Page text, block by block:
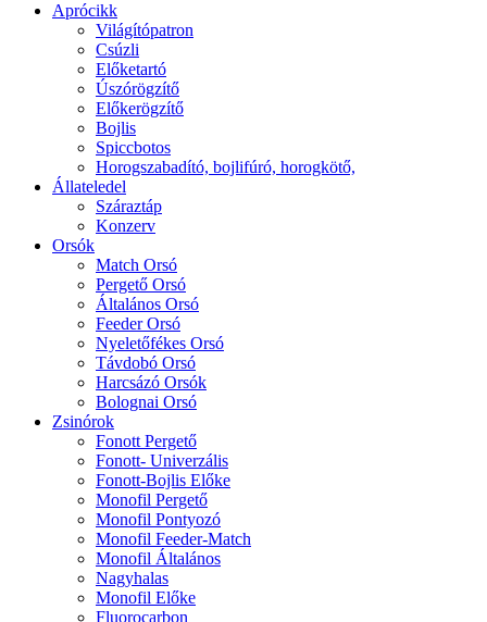
Aprócikk
Világítópatron
Csúzli
Előketartó
Úszórögzítő
Előkerögzítő
Bojlis
Spiccbotos
Horogszabadító, bojlifúró, horogkötő,
Állateledel
Száraztáp
Konzerv
Orsók
Match Orsó
Pergető Orsó
Általános Orsó
Feeder Orsó
Nyeletőfékes Orsó
Távdobó Orsó
Harcsázó Orsók
Bolognai Orsó
Zsinórok
Fonott Pergető
Fonott- Univerzális
Fonott-Bojlis Előke
Monofil Pergető
Monofil Pontyozó
Monofil Feeder-Match
Monofil Általános
Nagyhalas
Monofil Előke
Fluorocarbon